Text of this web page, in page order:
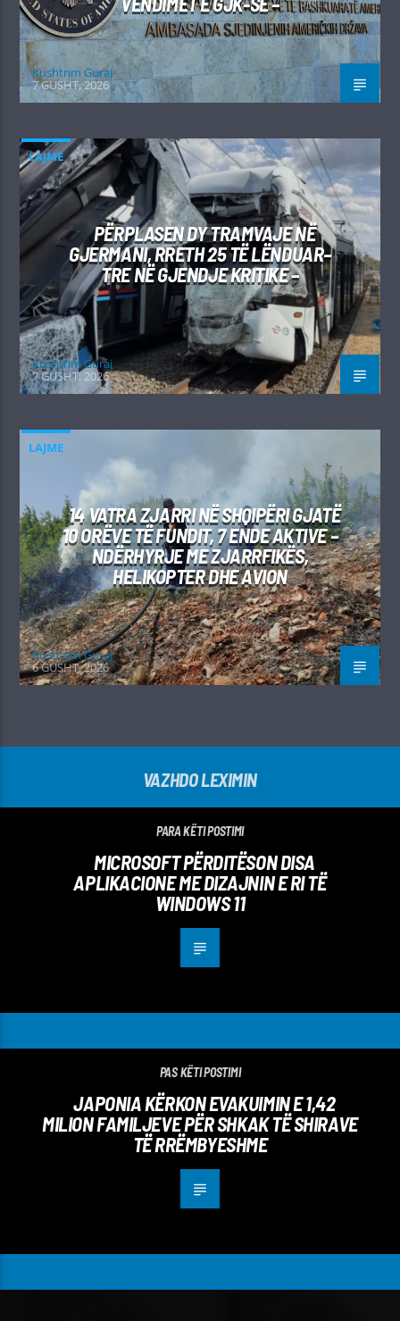
Kushtrim Guraj
7 GUSHT, 2026
LAJME
PËRPLASEN DY TRAMVAJE NË
GJERMANI, RRETH 25 TË LËNDUAR–
TRE NË GJENDJE KRITIKE –
Kushtrim Guraj
7 GUSHT, 2026
LAJME
14 VATRA ZJARRI NË SHQIPËRI GJATË
10 ORËVE TË FUNDIT, 7 ENDE AKTIVE –
NDËRHYRJE ME ZJARRFIKËS,
HELIKOPTER DHE AVION
Kushtrim Guraj
6 GUSHT, 2026
VAZHDO LEXIMIN
PARA KËTI POSTIMI
MICROSOFT PËRDITËSON DISA
APLIKACIONE ME DIZAJNIN E RI TË
WINDOWS 11
PAS KËTI POSTIMI
JAPONIA KËRKON EVAKUIMIN E 1,42
MILION FAMILJEVE PËR SHKAK TË SHIRAVE
TË RRËMBYESHME